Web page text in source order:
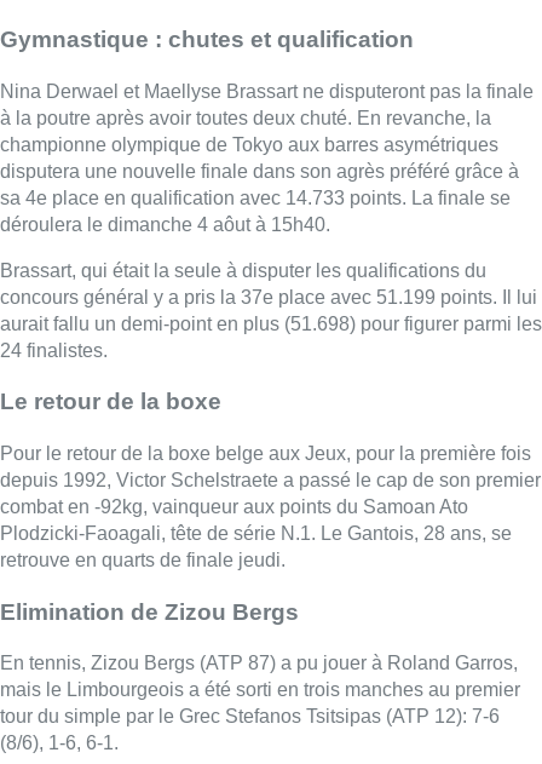
Gymnastique : chutes et qualification
Nina Derwael et Maellyse Brassart ne disputeront pas la finale
à la poutre après avoir toutes deux chuté. En revanche, la
championne olympique de Tokyo aux barres asymétriques
disputera une nouvelle finale dans son agrès préféré grâce à
sa 4e place en qualification avec 14.733 points. La finale se
déroulera le dimanche 4 aôut à 15h40.
Brassart, qui était la seule à disputer les qualifications du
concours général y a pris la 37e place avec 51.199 points. Il lui
aurait fallu un demi-point en plus (51.698) pour figurer parmi les
24 finalistes.
Le retour de la boxe
Pour le retour de la boxe belge aux Jeux, pour la première fois
depuis 1992, Victor Schelstraete a passé le cap de son premier
combat en -92kg, vainqueur aux points du Samoan Ato
Plodzicki-Faoagali, tête de série N.1. Le Gantois, 28 ans, se
retrouve en quarts de finale jeudi.
Elimination de Zizou Bergs
En tennis, Zizou Bergs (ATP 87) a pu jouer à Roland Garros,
mais le Limbourgeois a été sorti en trois manches au premier
tour du simple par le Grec Stefanos Tsitsipas (ATP 12): 7-6
(8/6), 1-6, 6-1.